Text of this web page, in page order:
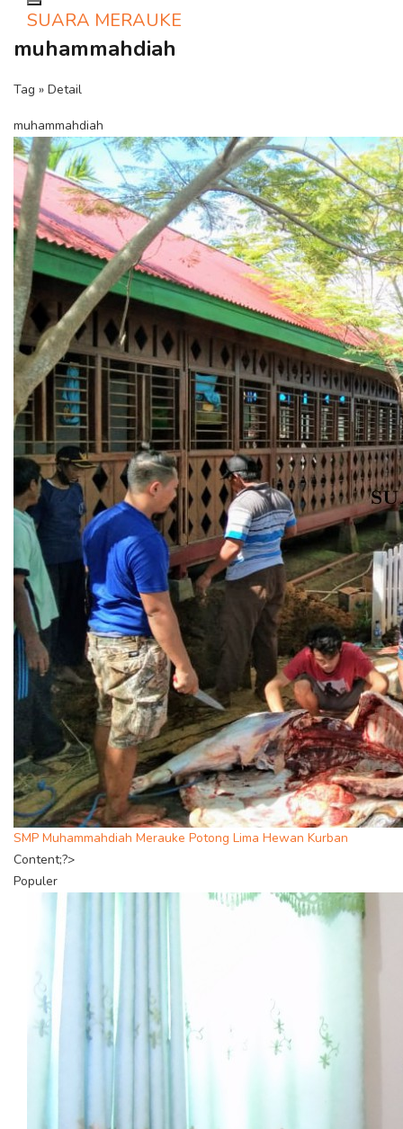
Toggle navigation
SUARA MERAUKE
muhammahdiah
Tag » Detail
muhammahdiah
SMP Muhammahdiah Merauke Potong Lima Hewan Kurban
Content;?>
Populer